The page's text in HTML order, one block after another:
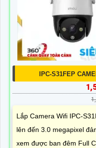
IPC-S31FEP
Lắp Camera Wifi IPC-
lên đến 3.0 megapixel
xem được ban đêm Full